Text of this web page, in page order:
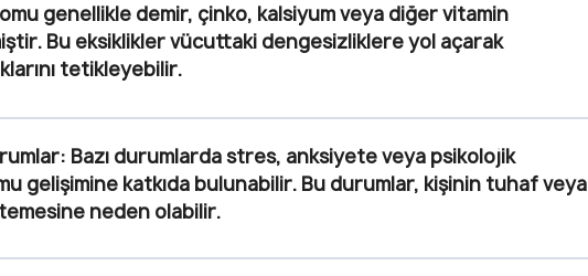
genellikle demir, çinko, kalsiyum veya diğer vitamin
Bu eksiklikler vücuttaki dengesizliklere yol açarak
tetikleyebilir.
: Bazı durumlarda stres, anksiyete veya psikolojik
gelişimine katkıda bulunabilir. Bu durumlar, kişinin tuhaf veya
neden olabilir.